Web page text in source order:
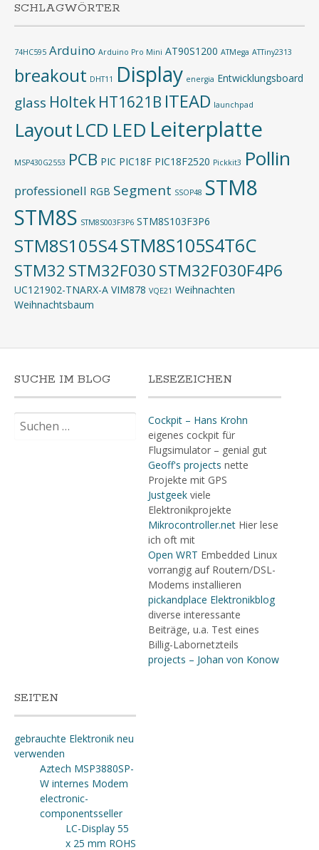
SCHLAGWÖRTER
74HC595 Arduino Arduino Pro Mini AT90S1200 ATMega ATTiny2313
breakout DHT11 Display energia Entwicklungsboard
glass Holtek HT1621B ITEAD launchpad
Layout LCD LED Leiterplatte
MSP430G2553 PCB PIC PIC18F PIC18F2520 Pickkit3 Pollin
professionell RGB Segment SSOP48 STM8
STM8S STM8S003F3P6 STM8S103F3P6
STM8S105S4STM8S105S4T6C
STM32 STM32F030STM32F030F4P6
UC121902-TNARX-A VIM878 VQE21 Weihnachten
Weihnachtsbaum
SUCHE IM BLOG
nach:
LESEZEICHEN
Cockpit – Hans Krohn
eigenes cockpit für
Flugsimulator – genial gut
Geoff's projects nette
Projekte mit GPS
Justgeekviele
Elektronikprojekte
Mikrocontroller.netHier lese
ich oft mit
Open WRT Embedded Linux
vorrangig auf Routern/DSL-
Modems installieren
pickandplace Elektronikblog
diverse interessante
Beiträge, u.a. Test eines
Billig-Labornetzteils
projects – Johan von Konow
SEITEN
gebrauchte Elektronik neu
verwenden
Aztech MSP3880SP-
W internes Modem
electronic-
componentsseller
LC-Display 55
x 25 mm ROHS